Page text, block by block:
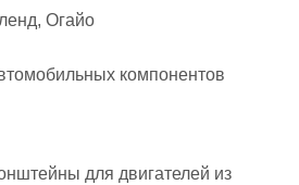
Огайо
компонентов
для двигателей из